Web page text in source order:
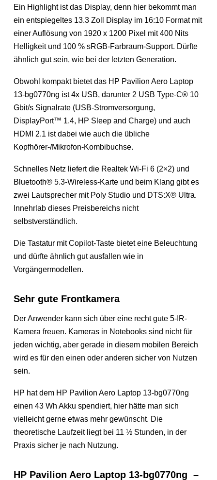
Ein Highlight ist das Display, denn hier bekommt man
ein entspiegeltes 13.3 Zoll Display im 16:10 Format mit
einer Auflösung von 1920 x 1200 Pixel mit 400 Nits
Helligkeit und 100 % sRGB-Farbraum-Support. Dürfte
ähnlich gut sein, wie bei der letzten Generation.
Obwohl kompakt bietet das HP Pavilion Aero Laptop
13-bg0770ng ist 4x USB, darunter 2 USB Type-C® 10
Gbit/s Signalrate (USB-Stromversorgung,
DisplayPort™ 1.4, HP Sleep and Charge) und auch
HDMI 2.1 ist dabei wie auch die übliche
Kopfhörer-/Mikrofon-Kombibuchse.
Schnelles Netz liefert die Realtek Wi-Fi 6 (2×2) und
Bluetooth® 5.3-Wireless-Karte und beim Klang gibt es
zwei Lautsprecher mit Poly Studio und DTS:X® Ultra.
Innehrlab dieses Preisbereichs nicht
selbstverständlich.
Die Tastatur mit Copilot-Taste bietet eine Beleuchtung
und dürfte ähnlich gut ausfallen wie in
Vorgängermodellen.
Sehr gute Frontkamera
Der Anwender kann sich über eine recht gute 5-IR-
Kamera freuen. Kameras in Notebooks sind nicht für
jeden wichtig, aber gerade in diesem mobilen Bereich
wird es für den einen oder anderen sicher von Nutzen
sein.
HP hat dem HP Pavilion Aero Laptop 13-bg0770ng
einen 43 Wh Akku spendiert, hier hätte man sich
vielleicht gerne etwas mehr gewünscht. Die
theoretische Laufzeit liegt bei 11 ½ Stunden, in der
Praxis sicher je nach Nutzung.
HP Pavilion Aero Laptop 13-bg0770ng –